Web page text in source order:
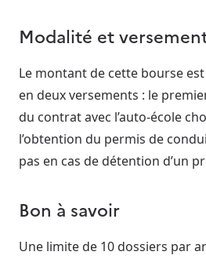
Modalité et
Le montant de cette bourse
en deux versements : le
du contrat avec l’auto-école
l’obtention du permis de
pas en cas de détention d’un
Bon à savoir
Une limite de 10 dossiers par